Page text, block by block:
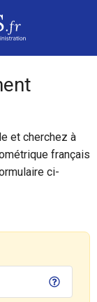
et cherchez à
français
ci-